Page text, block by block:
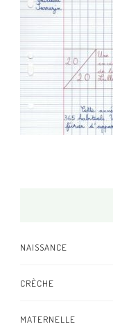
NAISSANCE
CRÈCHE
MATERNELLE